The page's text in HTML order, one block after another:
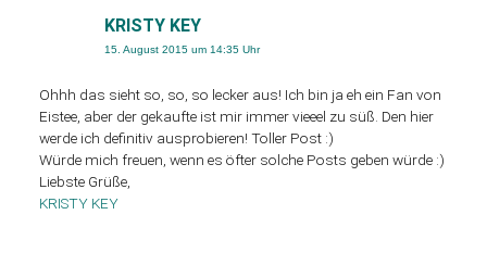
KRISTY KEY
15. August 2015 um 14:35 Uhr
Ohhh das sieht so, so, so lecker aus! Ich bin ja eh ein Fan von
Eistee, aber der gekaufte ist mir immer vieeel zu süß. Den hier
werde ich definitiv ausprobieren! Toller Post :)
Würde mich freuen, wenn es öfter solche Posts geben würde :)
Liebste Grüße,
KRISTY KEY